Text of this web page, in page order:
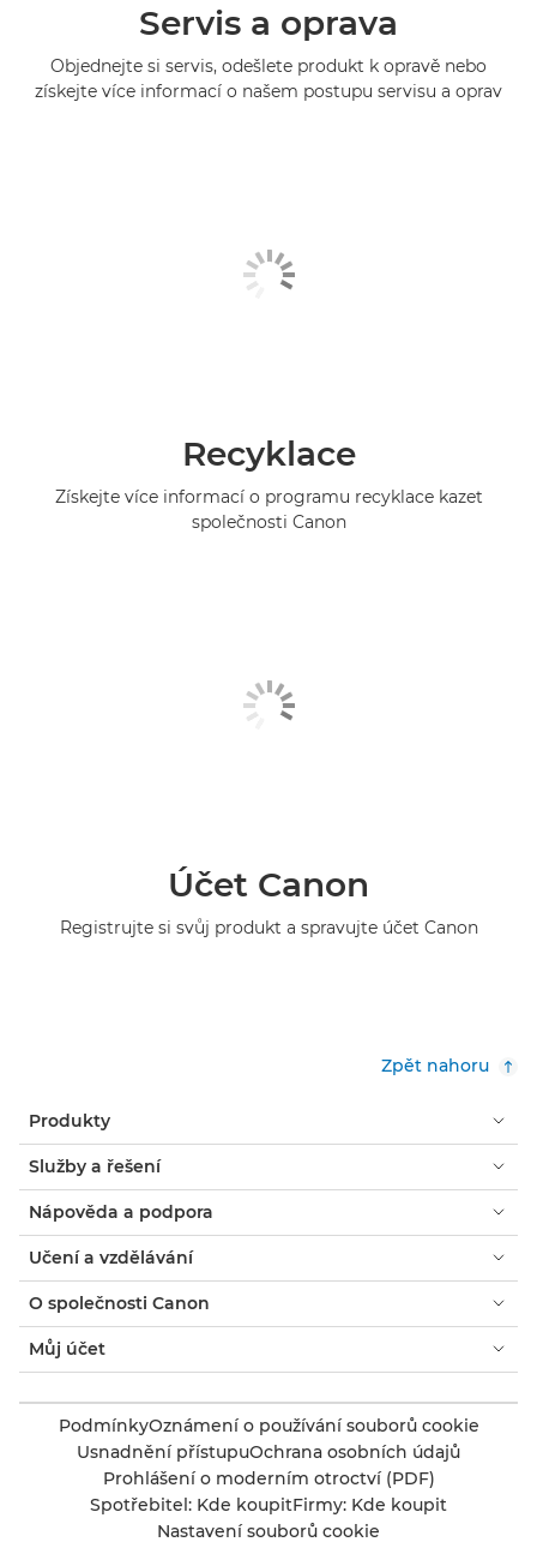
Servis a oprava
Objednejte si servis, odešlete produkt k opravě nebo
získejte více informací o našem postupu servisu a oprav
Recyklace
Získejte více informací o programu recyklace kazet
společnosti Canon
Účet Canon
Registrujte si svůj produkt a spravujte účet Canon
Zpět nahoru
Produkty
Služby a řešení
Nápověda a podpora
Učení a vzdělávání
O společnosti Canon
Můj účet
PodmínkyOznámení o používání souborů cookie
Usnadnění přístupuOchrana osobních údajů
Prohlášení o moderním otroctví (PDF)
Spotřebitel: Kde koupitFirmy: Kde koupit
Nastavení souborů cookie